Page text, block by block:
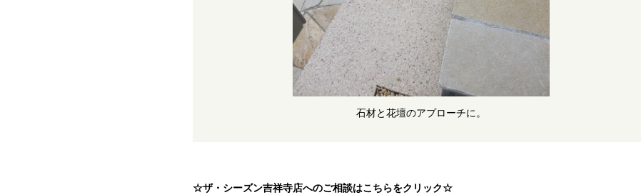
石材と花壇のアプローチに。
☆ザ・シーズン吉祥寺店へのご相談はこちらをクリック☆